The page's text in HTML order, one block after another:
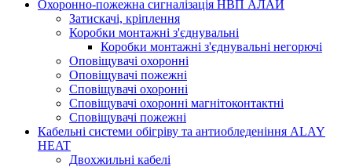
Охоронно-пожежна сигналізація НВП АЛАЙ
Затискачі, кріплення
Коробки монтажні з'єднувальні
Коробки монтажні з'єднувальні негорючі
Оповіщувачі охоронні
Оповіщувачі пожежні
Сповіщувачі охоронні
Сповіщувачі охоронні магнітоконтактні
Сповіщувачі пожежні
Кабельні системи обігріву та антиобледеніння ALAY
HEAT
Двохжильні кабелі